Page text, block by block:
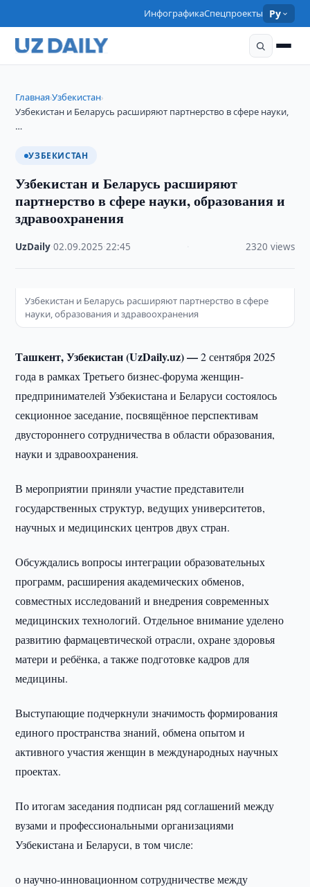
ИнфографикаСпецпроекты Ру
Главная›Узбекистан›
Узбекистан и Беларусь расширяют партнерство в сфере науки,
…
УЗБЕКИСТАН
Узбекистан и Беларусь расширяют
партнерство в сфере науки, образования и
здравоохранения
UzDaily ·02.09.2025 ·22:45 2320 views
Узбекистан и Беларусь расширяют партнерство в сфере
науки, образования и здравоохранения
Ташкент, Узбекистан (UzDaily.uz) —2 сентября 2025
года в рамках Третьего бизнес-форума женщин-
предпринимателей Узбекистана и Беларуси состоялось
секционное заседание, посвящённое перспективам
двустороннего сотрудничества в области образования,
науки и здравоохранения.
В мероприятии приняли участие представители
государственных структур, ведущих университетов,
научных и медицинских центров двух стран.
Обсуждались вопросы интеграции образовательных
программ, расширения академических обменов,
совместных исследований и внедрения современных
медицинских технологий. Отдельное внимание уделено
развитию фармацевтической отрасли, охране здоровья
матери и ребёнка, а также подготовке кадров для
медицины.
Выступающие подчеркнули значимость формирования
единого пространства знаний, обмена опытом и
активного участия женщин в международных научных
проектах.
По итогам заседания подписан ряд соглашений между
вузами и профессиональными организациями
Узбекистана и Беларуси, в том числе:
о научно-инновационном сотрудничестве между